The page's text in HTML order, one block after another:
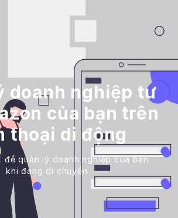
doanh nghiệp tư
của bạn trên
thoại di động
để quản lý doanh nghiệp của bạn
khi đang di chuyển